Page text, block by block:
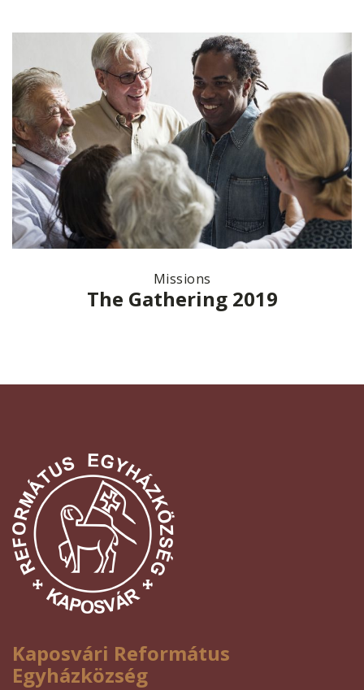
Missions
The Gathering 2019
Kaposvári Református
Egyházközség